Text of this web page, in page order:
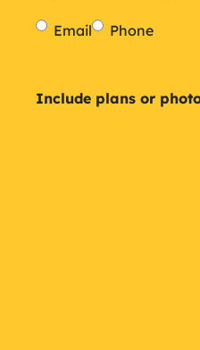
Email Phone
Include
Include plans or